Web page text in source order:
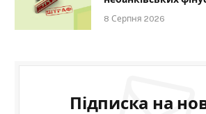
8 Серпня 2026
Підписка на